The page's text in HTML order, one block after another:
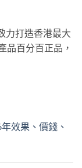
力打造香港最大
品百分百正品，
效果、價錢、